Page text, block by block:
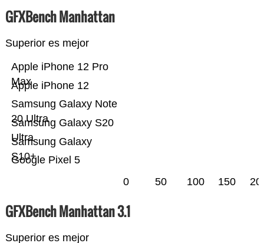
GFXBench Manhattan
Superior es mejor
Google Pixel 5
Samsung Galaxy
S10+
Samsung Galaxy S20
Ultra
Samsung Galaxy Note
20 Ultra
Apple iPhone 12
Apple iPhone 12 Pro
Max
0 50 100 150
GFXBench Manhattan 3.1
Superior es mejor